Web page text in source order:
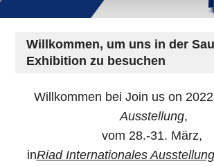
Willkommen, um uns in der
Exhibition zu besuchen
Willkommen bei Join us on 2022
Ausstellung,
vom 28.-31. März,
inRiad Internationales